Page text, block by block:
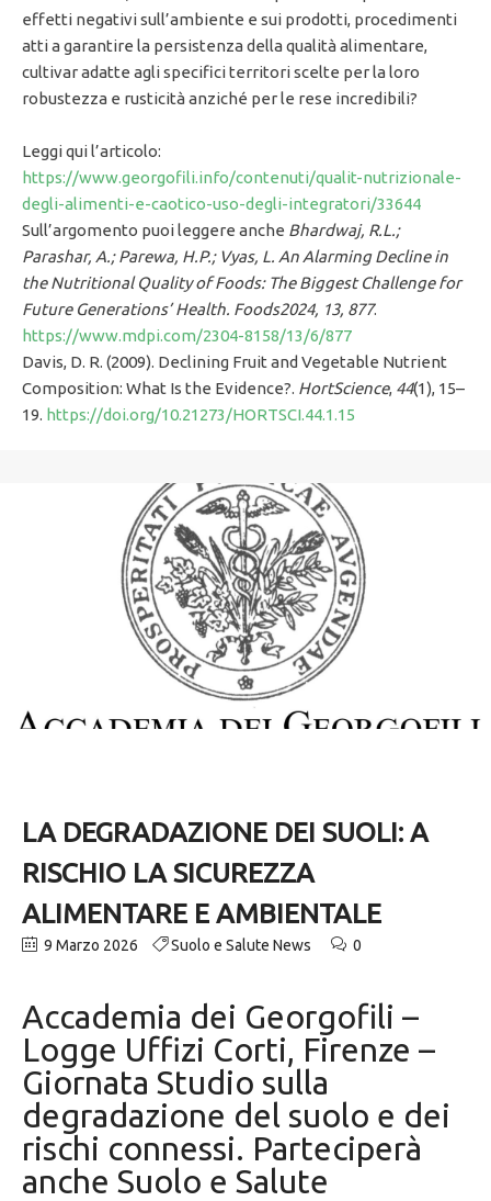
effetti negativi sull’ambiente e sui prodotti, procedimenti
atti a garantire la persistenza della qualità alimentare,
cultivar adatte agli specifici territori scelte per la loro
robustezza e rusticità anziché per le rese incredibili?
Leggi qui l’articolo:
https://www.georgofili.info/contenuti/qualit-nutrizionale-
degli-alimenti-e-caotico-uso-degli-integratori/33644
Sull’argomento puoi leggere anche Bhardwaj, R.L.;
Parashar, A.; Parewa, H.P.; Vyas, L. An Alarming Decline in
the Nutritional Quality of Foods: The Biggest Challenge for
Future Generations’ Health. Foods2024, 13, 877.
https://www.mdpi.com/2304-8158/13/6/877
Davis, D. R. (2009). Declining Fruit and Vegetable Nutrient
Composition: What Is the Evidence?. HortScience, 44(1), 15–
19. https://doi.org/10.21273/HORTSCI.44.1.15
LA DEGRADAZIONE DEI SUOLI: A
RISCHIO LA SICUREZZA
ALIMENTARE E AMBIENTALE
9 Marzo 2026 Suolo e Salute News 0
Accademia dei Georgofili –
Logge Uffizi Corti, Firenze –
Giornata Studio sulla
degradazione del suolo e dei
rischi connessi. Parteciperà
anche Suolo e Salute